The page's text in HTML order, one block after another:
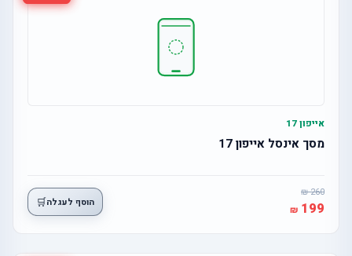
אייפון 17
מסך אינסל אייפון 17
260
199 הוסף לעגלה🛒